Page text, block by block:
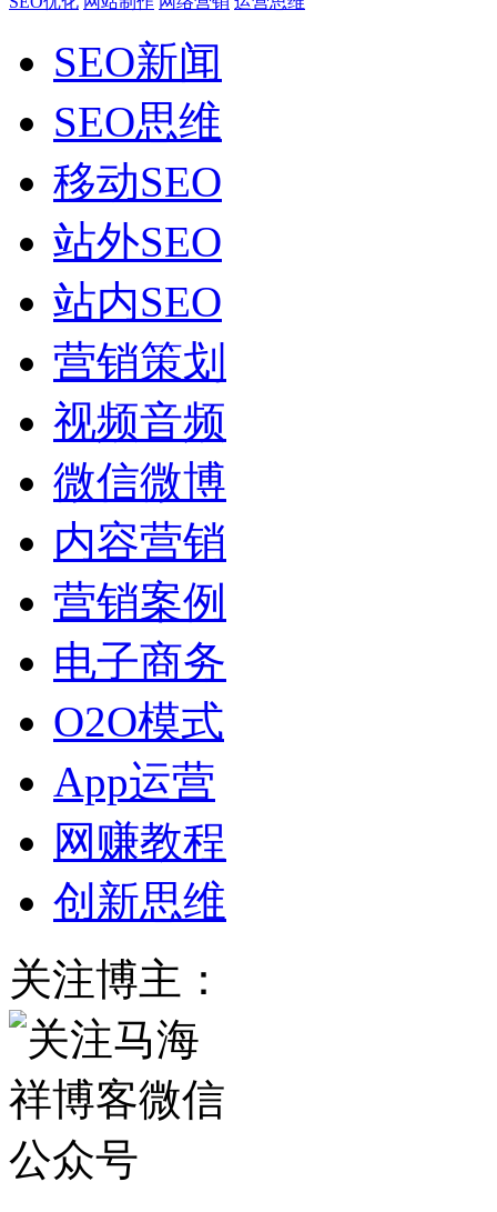
SEO新闻
SEO思维
移动SEO
站外SEO
站内SEO
营销策划
视频音频
微信微博
内容营销
营销案例
电子商务
O2O模式
App运营
网赚教程
创新思维
关注博主：